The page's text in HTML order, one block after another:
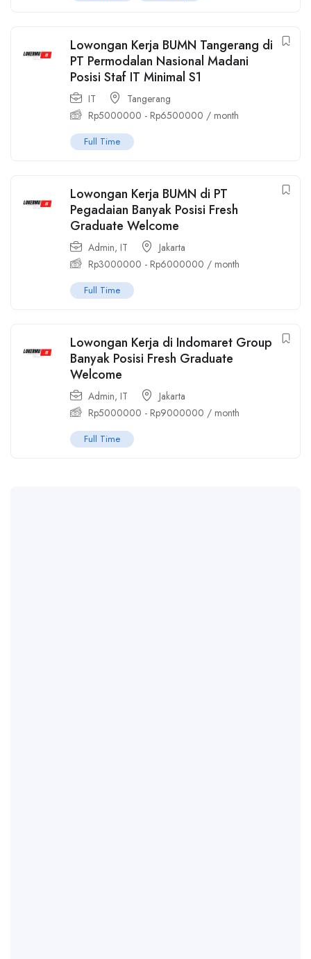
Lowongan Kerja BUMN Tangerang di
PT Permodalan Nasional Madani
Posisi Staf IT Minimal S1
IT
Tangerang
Rp5000000 - Rp6500000 / month
Full Time
Lowongan Kerja BUMN di PT
Pegadaian Banyak Posisi Fresh
Graduate Welcome
Admin, IT
Jakarta
Rp3000000 - Rp6000000 / month
Full Time
Lowongan Kerja di Indomaret Group
Banyak Posisi Fresh Graduate
Welcome
Admin, IT
Jakarta
Rp5000000 - Rp9000000 / month
Full Time